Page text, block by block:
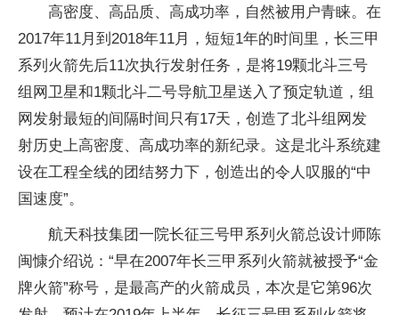
高密度、高品质、高成功率，自然被用户青睐。在
2017年11月到2018年11月，短短1年的时间里，长三甲
系列火箭先后11次执行发射任务，是将19颗北斗三号
组网卫星和1颗北斗二号导航卫星送入了预定轨道，组
网发射最短的间隔时间只有17天，创造了北斗组网发
射历史上高密度、高成功率的新纪录。这是北斗系统建
设在工程全线的团结努力下，创造出的令人叹服的“中
国速度”。
航天科技集团一院长征三号甲系列火箭总设计师陈
闽慷介绍说：“早在2007年长三甲系列火箭就被授予“金
牌火箭”称号，是最高产的火箭成员，本次是它第96次